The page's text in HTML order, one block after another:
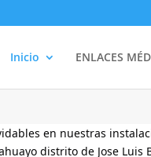
Inicio ENLACES
en nuestras
distrito de Jose Luis